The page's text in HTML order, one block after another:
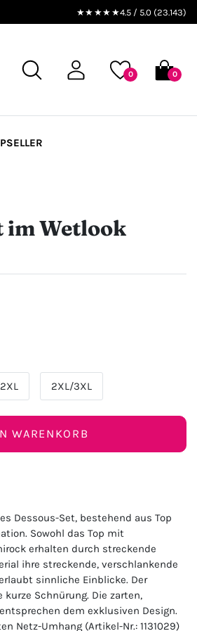
★★★★★4.5 / 5.0 (23.143)
0 0
im Wetlook
2XL/3XL
WARENKORB
Dessous-Set, bestehend aus Top
Sowohl das Top mit
erhalten durch streckende
ihre streckende, verschlankende
sinnliche Einblicke. Der
Schnürung. Die zarten,
dem exklusiven Design.
Netz-Umhang (Artikel-Nr.: 1131029)